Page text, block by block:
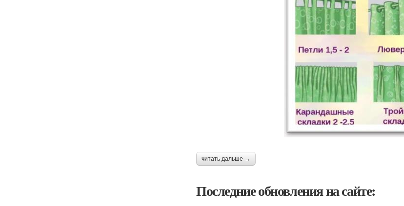
читать дальше →
Последние обновления на сайте: